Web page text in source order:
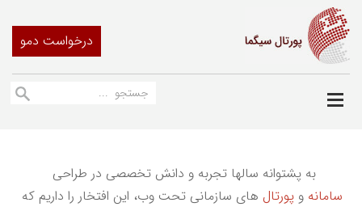
درخواست دمو
به پشتوانه سالها تجربه و دانش تخصصی در طراحی
سامانه و پورتال های سازمانی تحت وب، این افتخار را داریم که